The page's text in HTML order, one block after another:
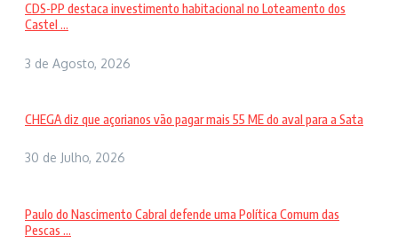
CDS-PP destaca investimento habitacional no Loteamento dos
Castel ...
3 de Agosto, 2026
CHEGA diz que açorianos vão pagar mais 55 ME do aval para a Sata
30 de Julho, 2026
Paulo do Nascimento Cabral defende uma Política Comum das
Pescas ...